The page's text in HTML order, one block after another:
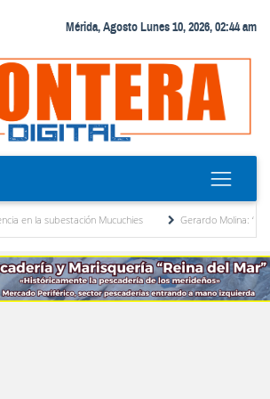
Mérida, Agosto Lunes 10, 2026, 02:44 am
subestación Mucuchies
Gerardo Molina: “El